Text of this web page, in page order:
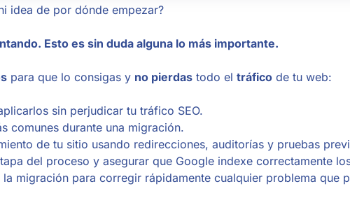
idea de por dónde empezar?
Esto es sin duda alguna lo más importante.
para que lo consigas y no pierdas todo el tráfico de tu web:
sin perjudicar tu tráfico SEO.
comunes durante una migración.
de tu sitio usando redirecciones, auditorías y pruebas
del proceso y asegurar que Google indexe correctamente
migración para corregir rápidamente cualquier problema que